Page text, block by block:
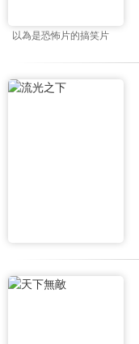
以為是恐怖片的搞笑片